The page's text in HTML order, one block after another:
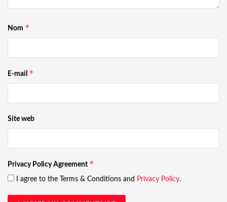
Nom *
E-mail *
Site web
Privacy Policy Agreement *
I agree to the Terms & Conditions and Privacy Policy.